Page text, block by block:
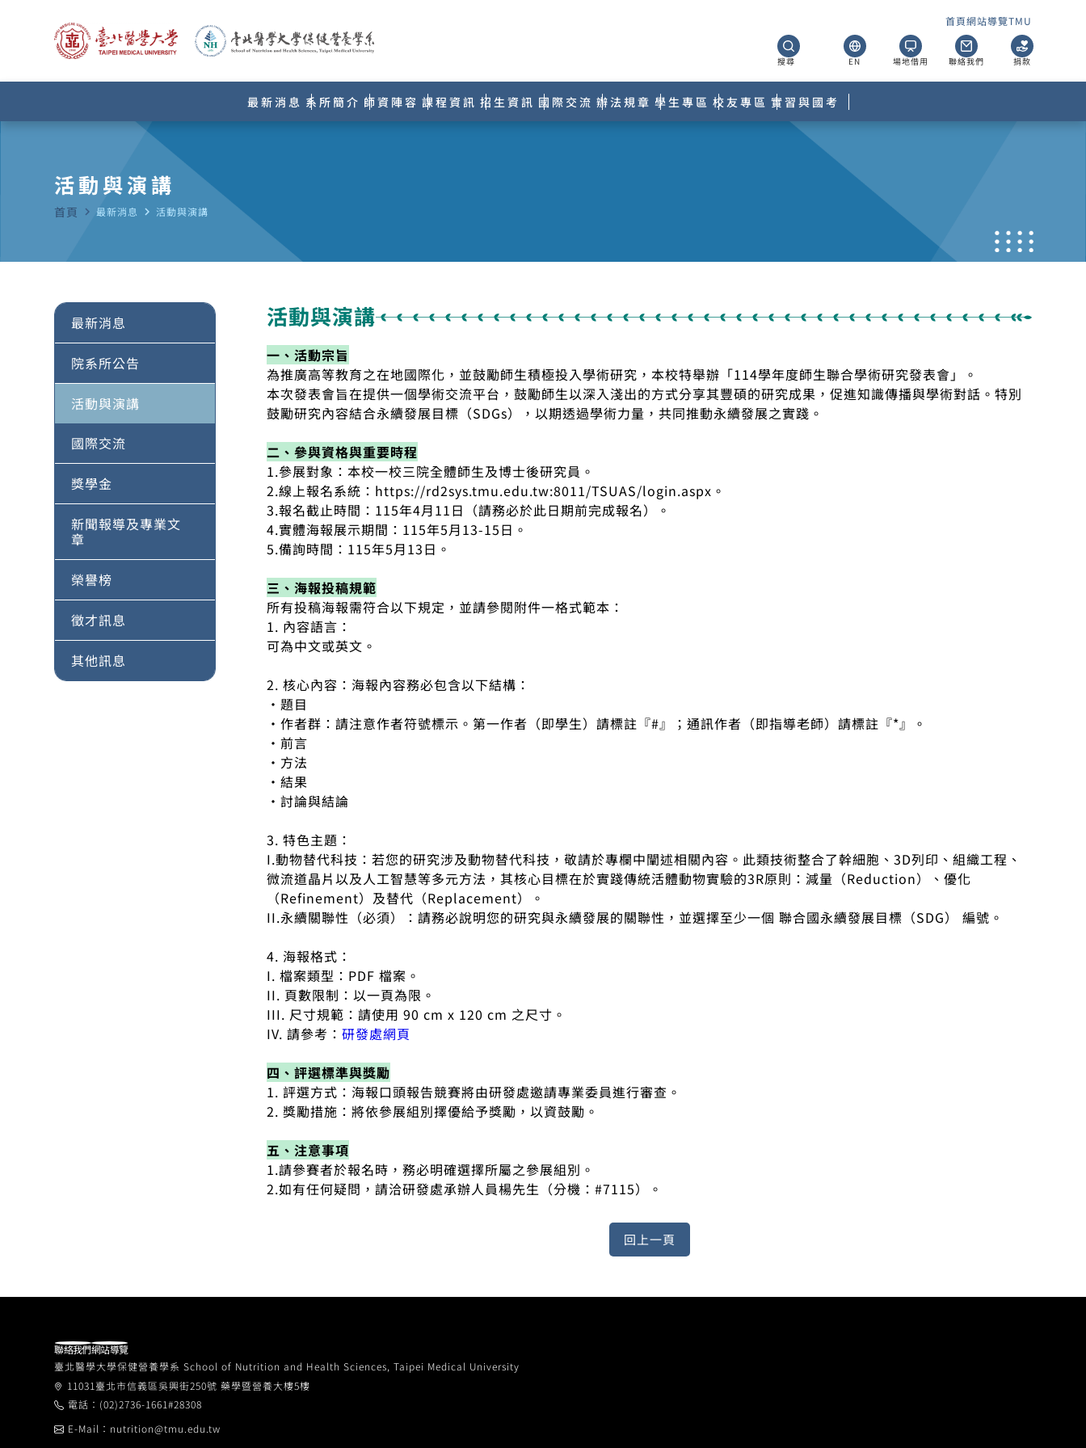
首頁網站導覽TMU
搜尋 EN 場地借用 聯絡我們 捐款
最新消息 系所簡介 師資陣容 課程資訊 招生資訊 國際交流 辦法規章 學生專區 校友專區 實習與國考
活動與演講
首頁 navigate_next 最新消息 navigate_next 活動與演講
最新消息
院系所公告
活動與演講
國際交流
獎學金
新聞報導及專業文
章
榮譽榜
徵才訊息
其他訊息
活動與演講
一、活動宗旨
為推廣高等教育之在地國際化，並鼓勵師生積極投入學術研究，本校特舉辦「114學年度師生聯合學術研究發表會」。
本次發表會旨在提供一個學術交流平台，鼓勵師生以深入淺出的方式分享其豐碩的研究成果，促進知識傳播與學術對話。特別
鼓勵研究內容結合永續發展目標（SDGs），以期透過學術力量，共同推動永續發展之實踐。
二、參與資格與重要時程
1.參展對象：本校一校三院全體師生及博士後研究員。
2.線上報名系統：https://rd2sys.tmu.edu.tw:8011/TSUAS/login.aspx。
3.報名截止時間：115年4月11日（請務必於此日期前完成報名）。
4.實體海報展示期間：115年5月13-15日。
5.備詢時間：115年5月13日。
三、海報投稿規範
所有投稿海報需符合以下規定，並請參閱附件一格式範本：
1. 內容語言：
可為中文或英文。
2. 核心內容：海報內容務必包含以下結構：
•題目
•作者群：請注意作者符號標示。第一作者（即學生）請標註『#』；通訊作者（即指導老師）請標註『*』。
•前言
•方法
•結果
•討論與結論
3. 特色主題：
I.動物替代科技：若您的研究涉及動物替代科技，敬請於專欄中闡述相關內容。此類技術整合了幹細胞、3D列印、組織工程、
微流道晶片以及人工智慧等多元方法，其核心目標在於實踐傳統活體動物實驗的3R原則：減量（Reduction）、優化
（Refinement）及替代（Replacement）。
II.永續關聯性（必須）：請務必說明您的研究與永續發展的關聯性，並選擇至少一個 聯合國永續發展目標（SDG） 編號。
4. 海報格式：
I. 檔案類型：PDF 檔案。
II. 頁數限制：以一頁為限。
III. 尺寸規範：請使用 90 cm x 120 cm 之尺寸。
IV. 請參考：研發處網頁
四、評選標準與獎勵
1. 評選方式：海報口頭報告競賽將由研發處邀請專業委員進行審查。
2. 獎勵措施：將依參展組別擇優給予獎勵，以資鼓勵。
五、注意事項
1.請參賽者於報名時，務必明確選擇所屬之參展組別。
2.如有任何疑問，請洽研發處承辦人員楊先生（分機：#7115）。
臺北醫學大學保健營養學系 School of Nutrition and Health Sciences, Taipei Medical University
11031臺北市信義區吳興街250號 藥學暨營養大樓5樓
電話：(02)2736-1661#28308
E-Mail：nutrition@tmu.edu.tw
聯絡我們網站導覽